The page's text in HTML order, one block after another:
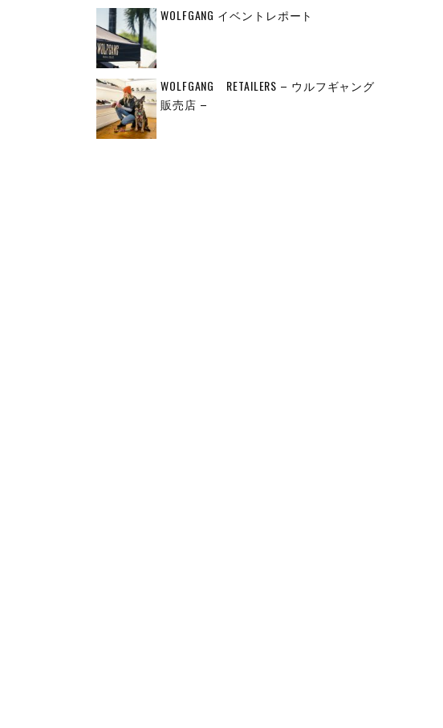
WOLFGANG イベントレポート
WOLFGANG RETAILERS – ウルフギャング
販売店 –